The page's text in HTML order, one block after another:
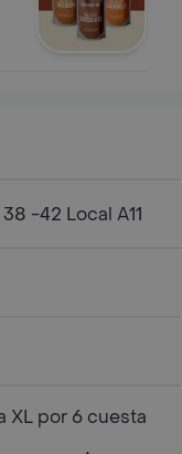
-42 Local A11
XL por 6 cuesta